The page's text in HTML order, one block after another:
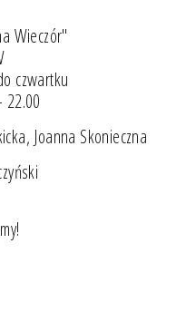
Wieczór"
czwartku
22.00
Joanna Skonieczna